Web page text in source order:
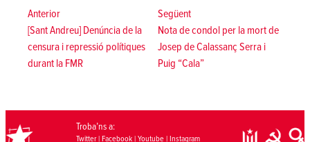
d'entradesAnteriorAnterior:
[Sant Andreu] Denúncia de la
censura i repressió polítiques
durant la FMR
SegüentSegüent:
Nota de condol per la mort de
Josep de Calassanç Serra i
Puig “Cala”
Troba’ns a:
Twitter| Facebook| Youtube| Instagram